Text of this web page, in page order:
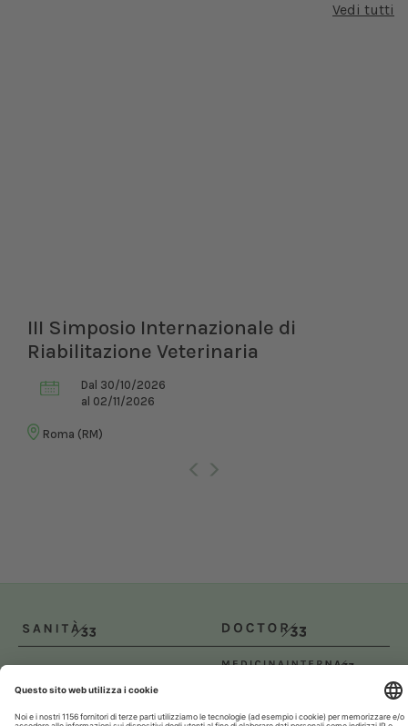
Vedi tutti
III Simposio Internazionale di
Riabilitazione Veterinaria
Dal 30/10/2026
al 02/11/2026
Roma (RM)